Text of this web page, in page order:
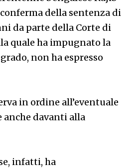
della sentenza di
da parte della Corte di
quale ha impugnato la
non ha espresso
in ordine all’eventuale
anche davanti alla
infatti, ha